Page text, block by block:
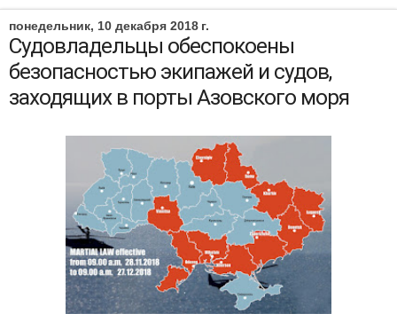
понедельник, 10 декабря 2018 г.
Судовладельцы обеспокоены
безопасностью экипажей и судов,
заходящих в порты Азовского моря